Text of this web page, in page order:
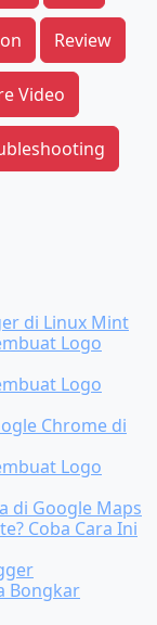
Review
Video
di Linux Mint
Logo
Logo
Chrome di
Logo
di Google Maps
Coba Cara Ini
Bongkar